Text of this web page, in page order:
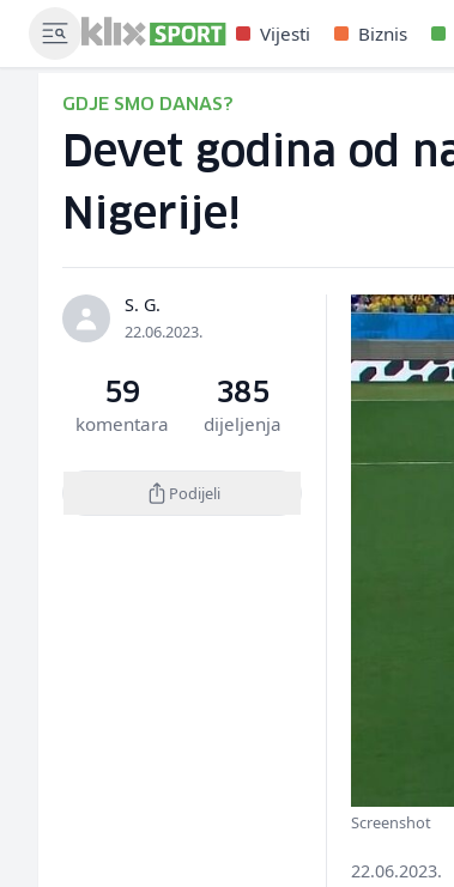
Vijesti Biznis
GDJE SMO DANAS?
Devet godina od
Nigerije!
S. G.
22.06.2023.
59
komentara
385
dijeljenja
Podijeli
Screenshot
22.06.2023.